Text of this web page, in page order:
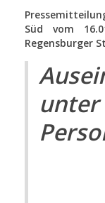
Süd vom
Regensburger